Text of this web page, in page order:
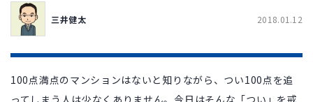
三井健太 2018.01.12
100点満点のマンションはないと知りながら、つい100点を追
ってしまう人は少なくありません。今日はそんな「つい」を戒